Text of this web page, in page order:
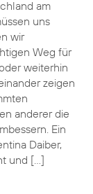
am
uns
wir
Weg für
weiterhin
zeigen
anderer die
Ein
Daiber,
und […]